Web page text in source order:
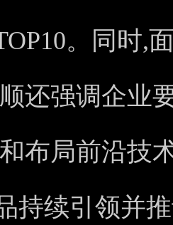
。同时,
还强调企业
布局前沿技
持续引领并